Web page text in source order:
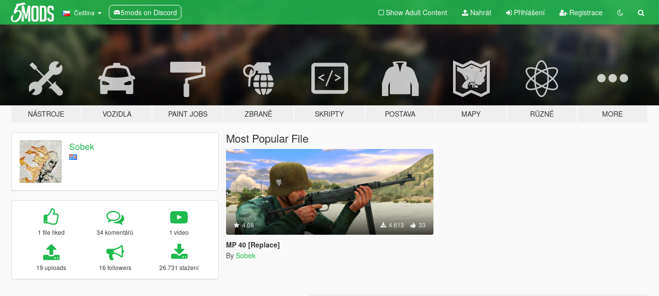
Čeština 5mods on Discord Show Adult Content Nahrát Přihlášení Registrace
NÁSTROJE VOZIDLA PAINT JOBS ZBRANĚ SKRIPTY POSTAVA MAPY RŮZNÉ MORE
Sobek
1 file liked 34 komentářů 1 video
19 uploads 16 followers 26.731 stažení
Most Popular File
4.08 4.613 33
MP 40 [Replace]
By Sobek